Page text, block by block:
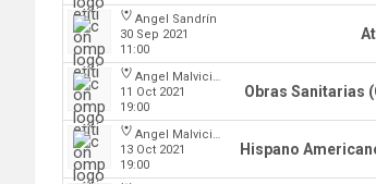
Angel Sandrín
30 Sep 2021
11:00
Angel Malvicino
11 Oct 2021
19:00
Obras Sanitarias
Angel Malvicino
13 Oct 2021
19:00
Hispano